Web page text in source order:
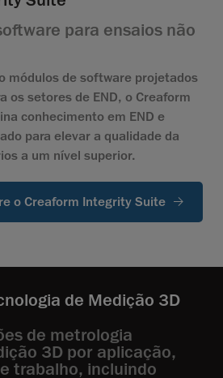
para ensaios não
módulos de software projetados
os setores de END, o Creaform
conhecimento em END e
para elevar a qualidade da
a um nível superior.
o Creaform Integrity Suite
de Medição 3D
de metrologia
3D por aplicação,
trabalho, incluindo